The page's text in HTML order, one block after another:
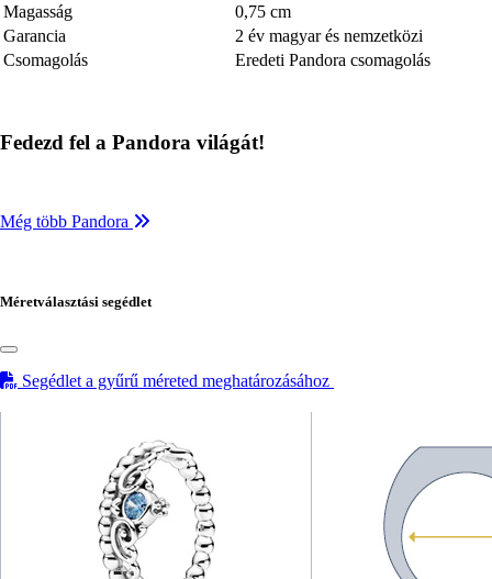
Magasság
0,75 cm
Garancia
2 év magyar és nemzetközi
Csomagolás
Eredeti Pandora csomagolás
Fedezd fel a Pandora világát!
Még több Pandora
Méretválasztási segédlet
Segédlet a gyűrű méreted meghatározásához